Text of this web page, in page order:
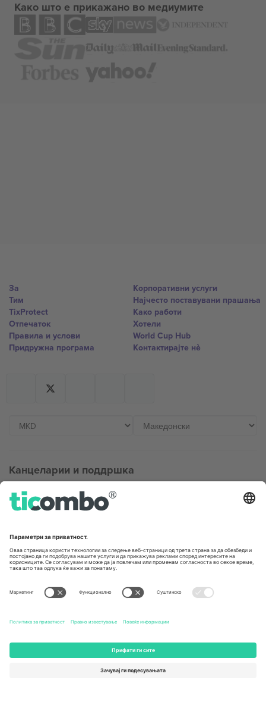
Како што е прикажано во медиумите
За
Тим
TixProtect
Отпечаток
Правила и услови
Придружна програма
Корпоративни услуги
Најчесто поставувани прашања
Како работи
Хотели
World Cup Hub
Контактирајте нѐ
Канцеларии и поддршка
Germany
Unter den Linden 24, 10117
United States
Newark, Delaware 19713, United
Switzerland
Engelberg, Switzerland
Regus Sofia City West, bul
Totleben 53-55, 1606 Sofia,
UAE Dubai Silicon Oasis, DDP
Building A1, Office 302, Dubai,
United Arab Emirates